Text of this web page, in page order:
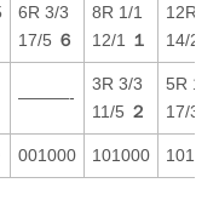
6R 3/3
17/5 ６
8R 1/1
12/1
１
12R
14/2
———-
3R 3/3
11/5 ２
5R 1/1
17/3
001000 101000